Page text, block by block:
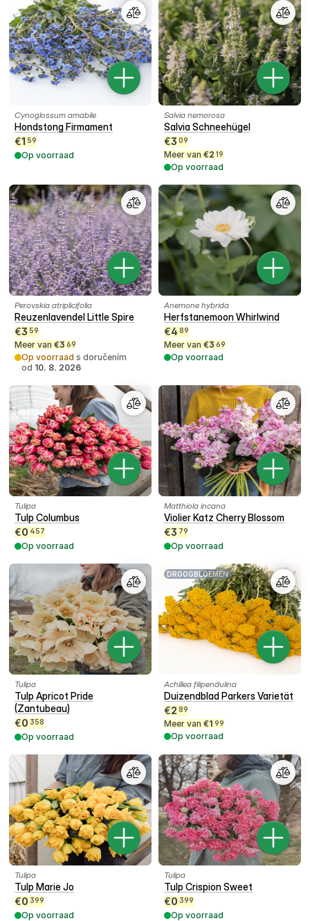
Cynoglossum amabile
Hondstong Firmament
€1 59
Op voorraad
Salvia nemorosa
Salvia Schneehügel
€3 09
Meer van €2 19
Op voorraad
Perovskia atriplicifolia
Reuzenlavendel Little Spire
€3 59
Meer van €3 69
Op voorraad s doručením
od 10. 8. 2026
Anemone hybrida
Herfstanemoon Whirlwind
€4 89
Meer van €3 69
Op voorraad
Tulipa
Tulp Columbus
€0 457
Op voorraad
Matthiola incana
Violier Katz Cherry Blossom
€3 79
Op voorraad
Tulipa
Tulp Apricot Pride
(Zantubeau)
€0 358
Op voorraad
DROOGBLOEMEN
Achillea filipendulina
Duizendblad Parkers Varietät
€2 89
Meer van €1 99
Op voorraad
Tulipa
Tulp Marie Jo
€0 399
Op voorraad
Tulipa
Tulp Crispion Sweet
€0 399
Op voorraad